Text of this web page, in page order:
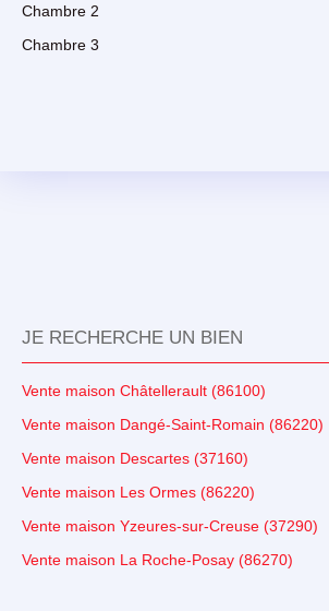
Chambre 2
Chambre 3
JE RECHERCHE UN BIEN
Vente maison Châtellerault (86100)
Vente maison Dangé-Saint-Romain (86220)
Vente maison Descartes (37160)
Vente maison Les Ormes (86220)
Vente maison Yzeures-sur-Creuse (37290)
Vente maison La Roche-Posay (86270)